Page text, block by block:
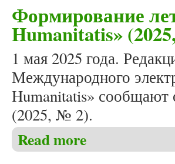
Формирование
Humanitatis»
1 мая 2025 года.
Международного
Humanitatis» сообщают
(2025, № 2).
Read more